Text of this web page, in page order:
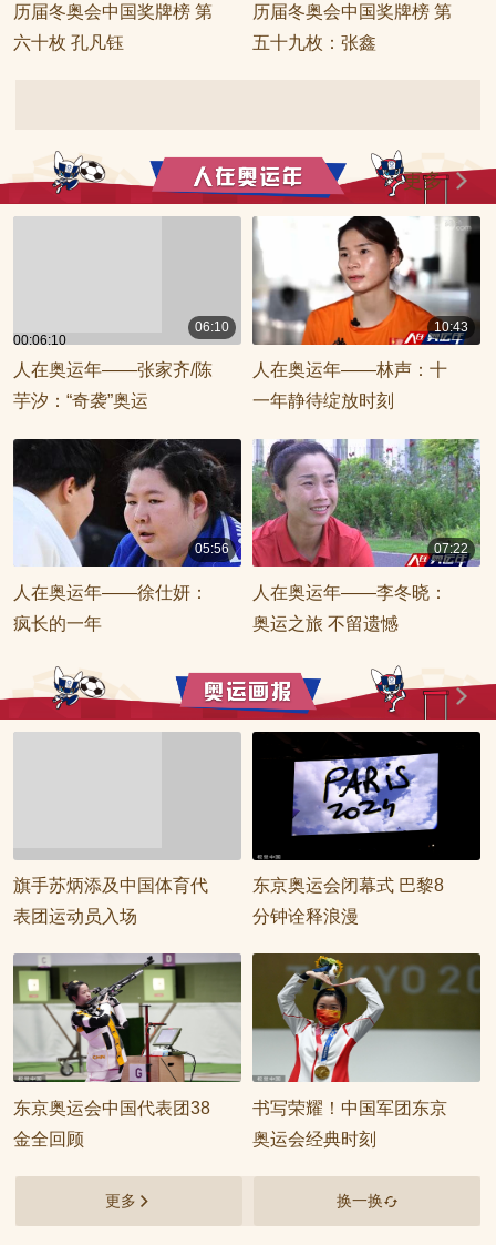
历届冬奥会中国奖牌榜 第
六十枚 孔凡钰
历届冬奥会中国奖牌榜 第
五十九枚：张鑫
更多
00:06:10
06:10
人在奥运年——张家齐/陈
芋汐：“奇袭”奥运
10:43
人在奥运年——林声：十
一年静待绽放时刻
05:56
人在奥运年——徐仕妍：
疯长的一年
07:22
人在奥运年——李冬晓：
奥运之旅 不留遗憾
旗手苏炳添及中国体育代
表团运动员入场
东京奥运会闭幕式 巴黎8
分钟诠释浪漫
东京奥运会中国代表团38
金全回顾
书写荣耀！中国军团东京
奥运会经典时刻
更多 换一换